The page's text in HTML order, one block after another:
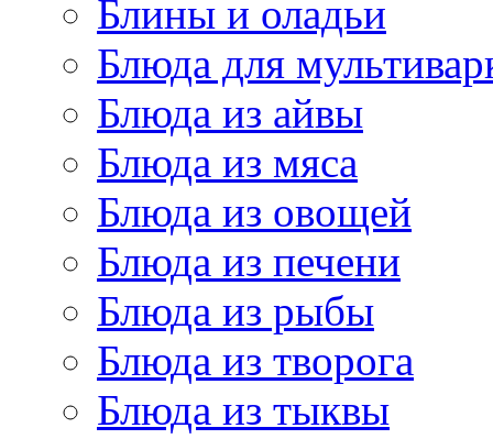
Блины и оладьи
Блюда для
Блюда из айвы
Блюда из мяса
Блюда из овощей
Блюда из печени
Блюда из рыбы
Блюда из творога
Блюда из тыквы